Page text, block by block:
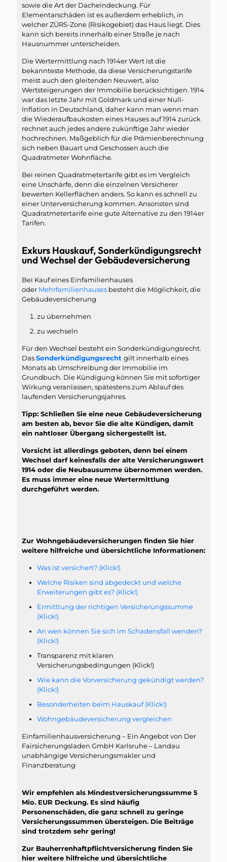
sowie die Art der Dacheindeckung. Für
Elementarschäden ist es außerdem erheblich, in
welcher ZÜRS-Zone (Risikogebiet) das Haus liegt. Dies
kann sich bereits innerhalb einer Straße je nach
Hausnummer unterscheiden.
Die Wertermittlung nach 1914er Wert ist die
bekannteste Methode, da diese Versicherungstarife
meist auch den gleitenden Neuwert, also
Wertsteigerungen der Immobilie berücksichtigen. 1914
war das letzte Jahr mit Goldmark und einer Null-
Inflation in Deutschland, daher kann man wenn man
die Wiederaufbaukosten eines Hauses auf 1914 zurück
rechnet auch jedes andere zukünftige Jahr wieder
hochrechnen. Maßgeblich für die Prämienberechnung
sich neben Bauart und Geschossen auch die
Quadratmeter Wohnfläche.
Bei reinen Quadratmetertarife gibt es im Vergleich
eine Unschärfe, denn die einzelnen Versicherer
bewerten Kellerflächen anders. So kann es schnell zu
einer Unterversicherung kommen. Ansonsten sind
Quadratmetertarife eine gute Alternative zu den 1914er
Tarifen.
Exkurs Hauskauf, Sonderkündigungsrecht
und Wechsel der Gebäudeversicherung
Bei Kauf eines Einfamilienhauses
oder Mehrfamilienhauses besteht die Möglichkeit, die
Gebäudeversicherung
zu übernehmen
zu wechseln
Für den Wechsel besteht ein Sonderkündigungsrecht.
DasSonderkündigungsrecht gilt innerhalb eines
Monats ab Umschreibung der Immobilie im
Grundbuch. Die Kündigung können Sie mit sofortiger
Wirkung veranlassen, spätestens zum Ablauf des
laufenden Versicherungsjahres.
Tipp: Schließen Sie eine neue Gebäudeversicherung
am besten ab, bevor Sie die alte Kündigen, damit
ein nahtloser Übergang sichergestellt ist.
Vorsicht ist allerdings geboten, denn bei einem
Wechsel darf keinesfalls der alte Versicherungswert
1914 oder die Neubausumme übernommen werden.
Es muss immer eine neue Wertermittlung
durchgeführt werden.
Zur Wohngebäudeversicherungen finden Sie hier
weitere hilfreiche und übersichtliche Informationen:
Was ist versichert? (Klick!)
Welche Risiken sind abgedeckt und welche
Erweiterungen gibt es? (Klick!)
Ermittlung der richtigen Versicherungssumme
(Klick!)
An wen können Sie sich im Schadensfall wenden?
(Klick!)
Transparenz mit klaren
Versicherungsbedingungen (Klick!)
Wie kann die Vorversicherung gekündigt werden?
(Klick!)
Besonderheiten beim Hauskauf (Klick!)
Wohngebäudeversicherung vergleichen
Einfamilienhausversicherung – Ein Angebot von Der
Fairsicherungsladen GmbH Karlsruhe – Landau
unabhängige Versicherungsmakler und
Finanzberatung
Wir empfehlen als Mindestversicherungssumme 5
Mio. EUR Deckung. Es sind häufig
Personenschäden, die ganz schnell zu geringe
Versicherungssummen übersteigen. Die Beiträge
sind trotzdem sehr gering!
Zur Bauherrenhaftpflichtversicherung finden Sie
hier weitere hilfreiche und übersichtliche